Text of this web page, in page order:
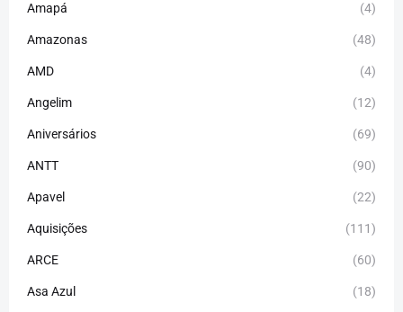
Amapá (4)
Amazonas (48)
AMD (4)
Angelim (12)
Aniversários (69)
ANTT (90)
Apavel (22)
Aquisições (111)
ARCE (60)
Asa Azul (18)